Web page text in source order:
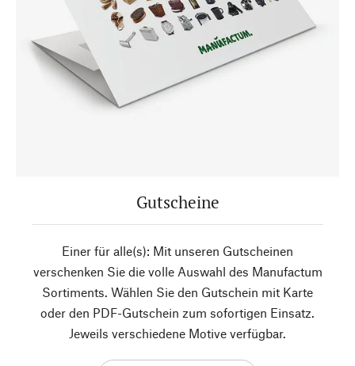
Gutscheine
Einer für alle(s): Mit unseren Gutscheinen
verschenken Sie die volle Auswahl des Manufactum
Sortiments. Wählen Sie den Gutschein mit Karte
oder den PDF-Gutschein zum sofortigen Einsatz.
Jeweils verschiedene Motive verfügbar.